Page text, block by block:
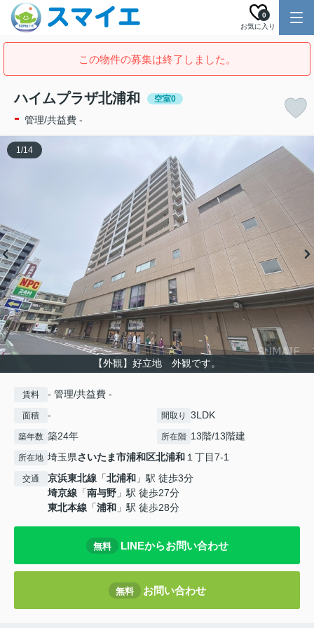
お気に入り
0
この物件の募集は終了しました。
ハイムプラザ北浦和 空室0
- 管理/共益費 -
【外観】好立地 外観です。
1/14
賃料 - 管理/共益費 -
面積 - 間取り 3LDK
築年数 築24年 所在階 13階/13階建
所在地 埼玉県さいたま市浦和区北浦和１丁目7-1
交通 京浜東北線 「北浦和 」駅 徒歩3分
埼京線 「南与野 」駅 徒歩27分
東北本線 「浦和 」駅 徒歩28分
無料 LINEからお問い合わせ
無料 お問い合わせ